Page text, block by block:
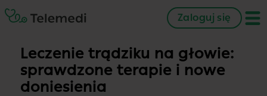
Zaloguj się
Leczenie trądziku na głowie:
sprawdzone terapie i nowe
doniesienia